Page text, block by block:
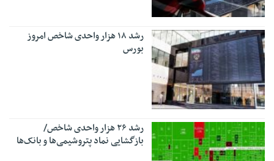
رشد ۱۸ هزار واحدی شاخص امروز
بورس
رشد ۲۶ هزار واحدی شاخص/
بازگشایی نماد پتروشیمی‌ها و بانک‌ها